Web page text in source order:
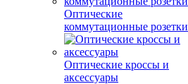
Оптические
коммутационные розетки
Оптические кроссы и
аксессуары